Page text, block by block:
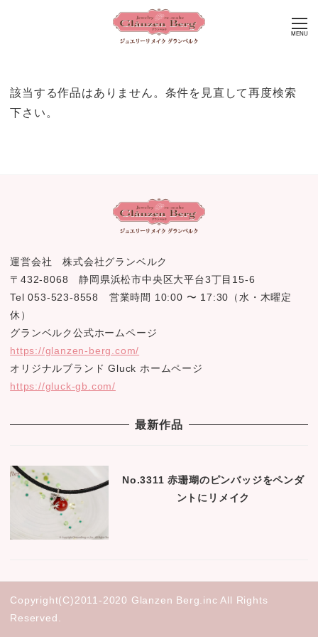
MENU
該当する作品はありません。条件を見直して再度検索
下さい。
運営会社 株式会社グランベルク
〒432-8068 静岡県浜松市中央区大平台3丁目15-6
Tel 053-523-8558 営業時間 10:00 〜 17:30（水・木曜定
休）
グランベルク公式ホームページ
https://glanzen-berg.com/
オリジナルブランド Gluck ホームページ
https://gluck-gb.com/
最新作品
No.3311 赤珊瑚のピンバッジをペンダ
ントにリメイク
Copyright(C)2011-2020 Glanzen Berg.inc All Rights
Reserved.